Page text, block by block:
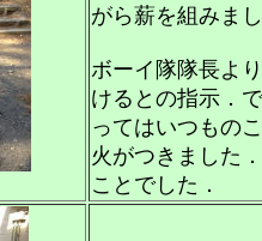
がら薪を組みまし
ボーイ隊隊長よ
けるとの指示．
ってはいつもの
火がつきました
ことでした．